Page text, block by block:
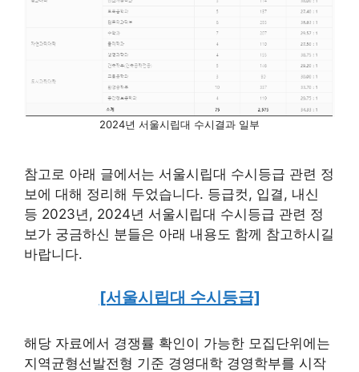
2024년 서울시립대 수시결과 일부
참고로 아래 글에서는 서울시립대 수시등급 관련 정
보에 대해 정리해 두었습니다. 등급컷, 입결, 내신
등 2023년, 2024년 서울시립대 수시등급 관련 정
보가 궁금하신 분들은 아래 내용도 함께 참고하시길
바랍니다.
[서울시립대 수시등급]
해당 자료에서 경쟁률 확인이 가능한 모집단위에는
지역균형선발전형 기준 경영대학 경영학부를 시작